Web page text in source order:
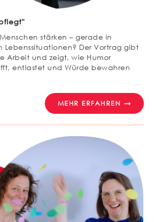
stärken – gerade in
Lebenssituationen? Der Vortrag gibt
Arbeit und zeigt, wie Humor
entlastet und Würde bewahren
MEHR ERFAHREN →